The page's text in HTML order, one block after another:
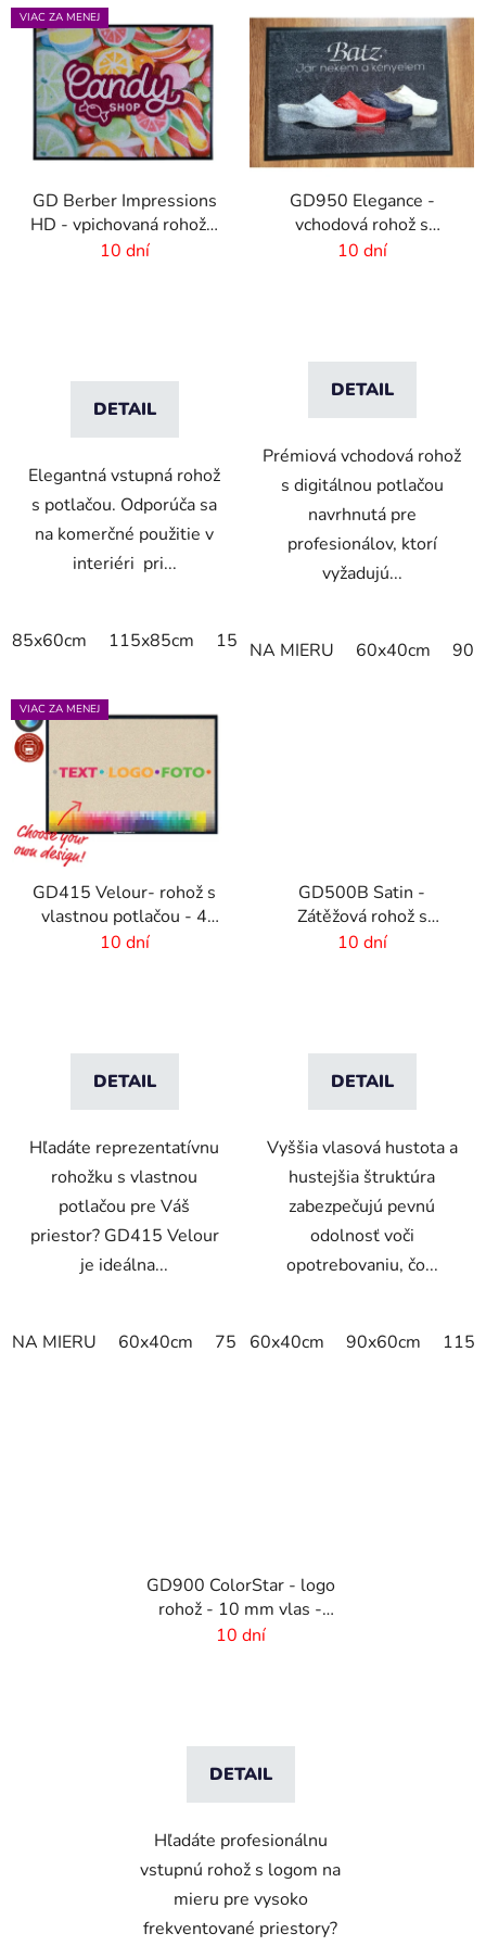
VIAC ZA MENEJ
GD Berber Impressions
HD - vpichovaná rohož s
logom
10 dní
DETAIL
Elegantná vstupná rohož
s potlačou. Odporúča sa
na komerčné použitie v
interiéri pri...
85x60cm 115x85cm 150x85cm 180x115cm
GD950 Elegance -
vchodová rohož s
digitálnou potlačou - 6
10 dní
DETAIL
Prémiová vchodová rohož
s digitálnou potlačou
navrhnutá pre
profesionálov, ktorí
vyžadujú...
NA MIERU 60x40cm
VIAC ZA MENEJ
GD415 Velour- rohož s
vlastnou potlačou - 4
mm vlas
10 dní
DETAIL
Hľadáte reprezentatívnu
rohožku s vlastnou
potlačou pre Váš
priestor? GD415 Velour
je ideálna...
NA MIERU 60x40cm 75x50cm 75x60cm 85x60cm
GD500B Satin -
Zátěžová rohož s
digitálnou potlačou a
10 dní
DETAIL
Vyššia vlasová hustota a
hustejšia štruktúra
zabezpečujú pevnú
odolnosť voči
opotrebovaniu, čo...
60x40cm 90x60cm
GD900 ColorStar - logo
rohož - 10 mm vlas -
rozmer na mieru
10 dní
DETAIL
Hľadáte profesionálnu
vstupnú rohož s logom na
mieru pre vysoko
frekventované priestory?